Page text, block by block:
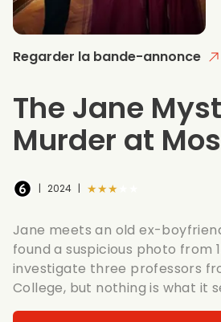
Regarder la bande-annonce
The Jane
Murder at
| 2024 | ★★★★★
Jane meets an old ex-
found a suspicious photo from
investigate three professors
College, but nothing is what it